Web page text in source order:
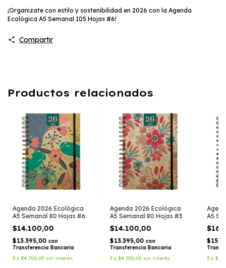
¡Organizate con estilo y sostenibilidad en 2026 con la Agenda
Ecológica A5 Semanal 105 Hojas #6!
Compartir
Productos relacionados
Agenda 2026 Ecológica
A5 Semanal 80 Hojas #6
$14.100,00
$13.395,00 con
Transferencia Bancaria
3 x$4.700,00 sin interés
Agenda 2026 Ecológica
A5 Semanal 80 Hojas #3
$14.100,00
$13.395,00 con
Transferencia Bancaria
3 x$4.700,00 sin interés
A5
3 x